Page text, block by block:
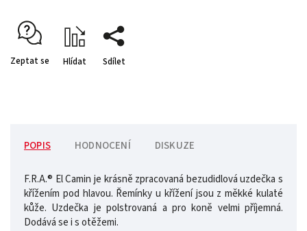
Zeptat se Hlídat Sdílet
POPIS HODNOCENÍ DISKUZE
F.R.A.® El Camin je krásně zpracovaná bezudidlová uzdečka s
křížením pod hlavou. Řemínky u křížení jsou z měkké kulaté
kůže. Uzdečka je polstrovaná a pro koně velmi příjemná.
Dodává se i s otěžemi.